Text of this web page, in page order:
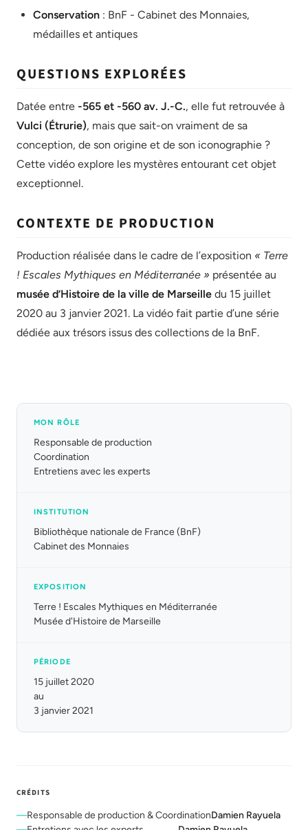
Conservation : BnF - Cabinet des Monnaies,
médailles et antiques
QUESTIONS EXPLORÉES
Datée entre -565 et -560 av. J.-C., elle fut retrouvée à
Vulci (Étrurie), mais que sait-on vraiment de sa
conception, de son origine et de son iconographie ?
Cette vidéo explore les mystères entourant cet objet
exceptionnel.
CONTEXTE DE PRODUCTION
Production réalisée dans le cadre de l’exposition « Terre
! Escales Mythiques en Méditerranée » présentée au
musée d’Histoire de la ville de Marseille du 15 juillet
2020 au 3 janvier 2021. La vidéo fait partie d’une série
dédiée aux trésors issus des collections de la BnF.
MON RÔLE
Responsable de production
Coordination
Entretiens avec les experts
INSTITUTION
Bibliothèque nationale de France (BnF)
Cabinet des Monnaies
EXPOSITION
Terre ! Escales Mythiques en Méditerranée
Musée d'Histoire de Marseille
PÉRIODE
15 juillet 2020
au
3 janvier 2021
CRÉDITS
Responsable de production & CoordinationDamien Rayuela